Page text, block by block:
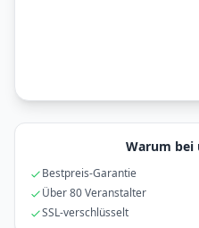
Warum bei
Bestpreis-Garantie
Über 80 Veranstalter
SSL-verschlüsselt